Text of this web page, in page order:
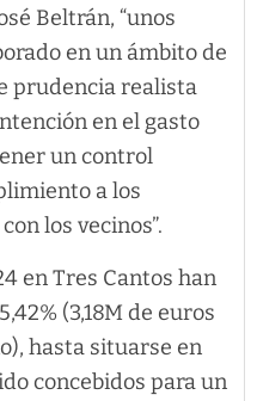
Beltrán, “unos
en un ámbito de
prudencia realista
en el gasto
un control
a los
los vecinos”.
en Tres Cantos han
(3,18M de euros
hasta situarse en
concebidos para un